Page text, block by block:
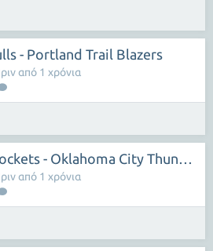
- Portland Trail Blazers
από 1 χρόνια
Houston Rockets - Oklahoma City Thunder
από 1 χρόνια